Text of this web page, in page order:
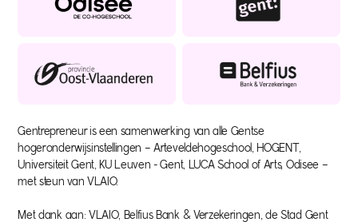
Gentrepreneur is een samenwerking van alle Gentse
hogeronderwijsinstellingen – Arteveldehogeschool, HOGENT,
Universiteit Gent, KU Leuven - Gent, LUCA School of Arts, Odisee –
met steun van VLAIO.
Met dank aan: VLAIO, Belfius Bank & Verzekeringen, de Stad Gent